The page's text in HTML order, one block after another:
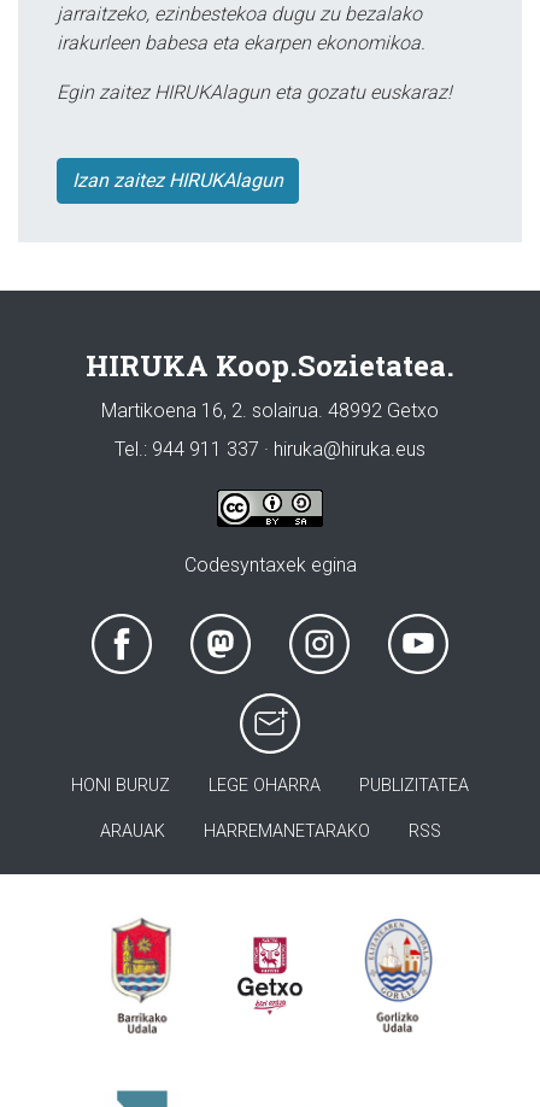
jarraitzeko, ezinbestekoa dugu zu bezalako
irakurleen babesa eta ekarpen ekonomikoa.
Egin zaitez HIRUKAlagun eta gozatu euskaraz!
Izan zaitez HIRUKAlagun
HIRUKA Koop.Sozietatea.
Martikoena 16, 2. solairua. 48992 Getxo
Tel.: 944 911 337 · hiruka@hiruka.eus
Codesyntaxek egina
HONI BURUZ LEGE OHARRA PUBLIZITATEA
ARAUAK HARREMANETARAKO RSS